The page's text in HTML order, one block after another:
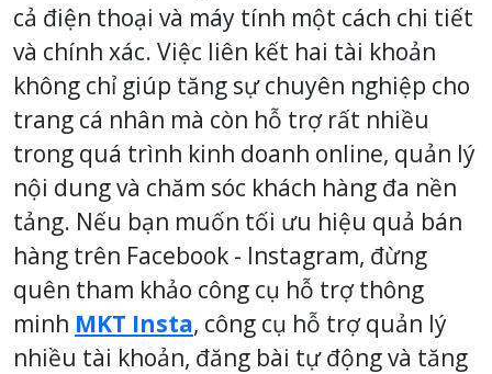
cả điện thoại và máy tính một cách chi tiết
và chính xác. Việc liên kết hai tài khoản
không chỉ giúp tăng sự chuyên nghiệp cho
trang cá nhân mà còn hỗ trợ rất nhiều
trong quá trình kinh doanh online, quản lý
nội dung và chăm sóc khách hàng đa nền
tảng. Nếu bạn muốn tối ưu hiệu quả bán
hàng trên Facebook - Instagram, đừng
quên tham khảo công cụ hỗ trợ thông
minh MKT Insta, công cụ hỗ trợ quản lý
nhiều tài khoản, đăng bài tự động và tăng